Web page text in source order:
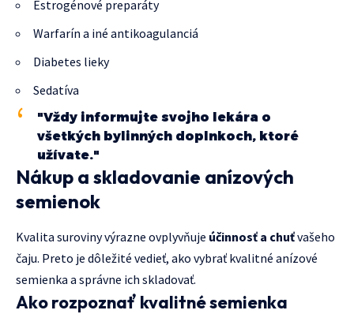
Estrogénové preparáty
Warfarín a iné antikoagulanciá
Diabetes lieky
Sedatíva
"Vždy informujte svojho lekára o
všetkých bylinných doplnkoch, ktoré
užívate."
Nákup a skladovanie anízových
semienok
Kvalita suroviny výrazne ovplyvňuje účinnosť a chuťvašeho
čaju. Preto je dôležité vedieť, ako vybrať kvalitné anízové
semienka a správne ich skladovať.
Ako rozpoznať kvalitné semienka